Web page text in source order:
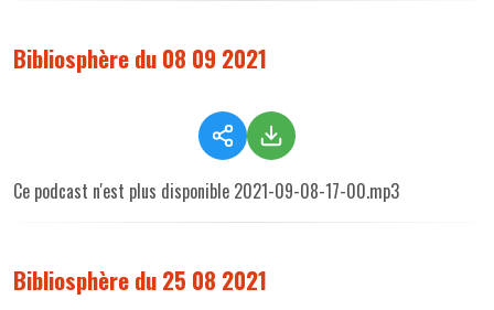
Bibliosphère du 08 09 2021
Ce podcast n'est plus disponible 2021-09-08-17-00.mp3
Bibliosphère du 25 08 2021